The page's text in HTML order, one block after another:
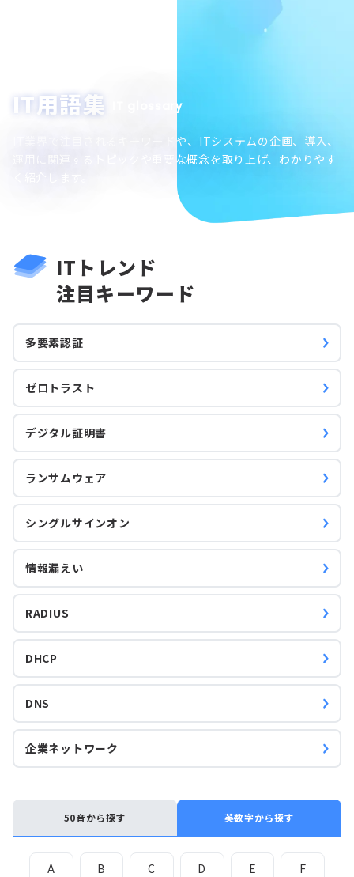
IT用語集 IT glossary
IT業界で注目されるキーワードや、ITシステムの企画、導入、
運用に関連するトピックや重要な概念を取り上げ、わかりやす
ITトレンド
注目キーワード
多要素認証
ゼロトラスト
デジタル証明書
ランサムウェア
シングルサインオン
情報漏えい
RADIUS
DHCP
DNS
企業ネットワーク
50音から探す 英数字から探す
A B C D E F